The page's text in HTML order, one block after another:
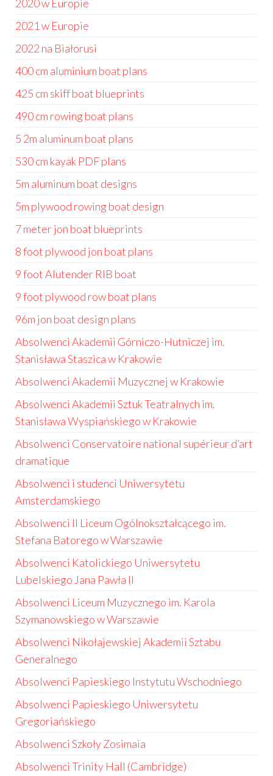
2020 w Europie
2021 w Europie
2022 na Białorusi
400 cm aluminium boat plans
425 cm skiff boat blueprints
490 cm rowing boat plans
5 2m aluminum boat plans
530 cm kayak PDF plans
5m aluminum boat designs
5m plywood rowing boat design
7 meter jon boat blueprints
8 foot plywood jon boat plans
9 foot Alutender RIB boat
9 foot plywood row boat plans
96m jon boat design plans
Absolwenci Akademii Górniczo-Hutniczej im.
Stanisława Staszica w Krakowie
Absolwenci Akademii Muzycznej w Krakowie
Absolwenci Akademii Sztuk Teatralnych im.
Stanisława Wyspiańskiego w Krakowie
Absolwenci Conservatoire national supérieur d’art
dramatique
Absolwenci i studenci Uniwersytetu
Amsterdamskiego
Absolwenci II Liceum Ogólnokształcącego im.
Stefana Batorego w Warszawie
Absolwenci Katolickiego Uniwersytetu
Lubelskiego Jana Pawła II
Absolwenci Liceum Muzycznego im. Karola
Szymanowskiego w Warszawie
Absolwenci Nikołajewskiej Akademii Sztabu
Generalnego
Absolwenci Papieskiego Instytutu Wschodniego
Absolwenci Papieskiego Uniwersytetu
Gregoriańskiego
Absolwenci Szkoły Zosimaia
Absolwenci Trinity Hall (Cambridge)